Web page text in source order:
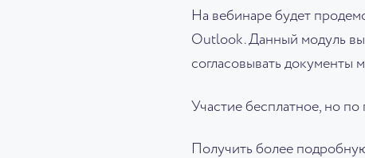
На вебинаре будет
Outlook. Данный модуль
согласовывать документы
Участие бесплатное, но по
Получить более